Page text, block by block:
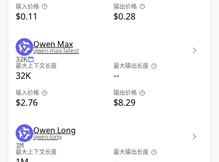
输入价格
$0.11
输出价格
$0.28
Qwen Max
qwen-max-latest
32K
最大上下文长度
32K
最大输出长度
--
输入价格
$2.76
输出价格
$8.29
Qwen Long
qwen-long
1M
最大上下文长度 最大输出长度